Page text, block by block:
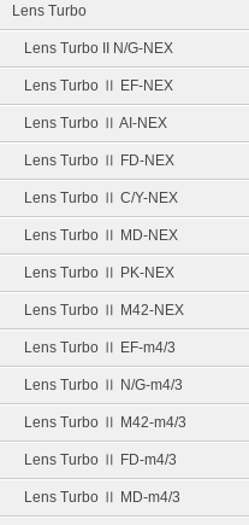
Lens Turbo
Lens Turbo II N/G-NEX
Lens Turbo Ⅱ EF-NEX
Lens Turbo Ⅱ AI-NEX
Lens Turbo Ⅱ FD-NEX
Lens Turbo Ⅱ C/Y-NEX
Lens Turbo Ⅱ MD-NEX
Lens Turbo Ⅱ PK-NEX
Lens Turbo Ⅱ M42-NEX
Lens Turbo Ⅱ EF-m4/3
Lens Turbo Ⅱ N/G-m4/3
Lens Turbo Ⅱ M42-m4/3
Lens Turbo Ⅱ FD-m4/3
Lens Turbo Ⅱ MD-m4/3